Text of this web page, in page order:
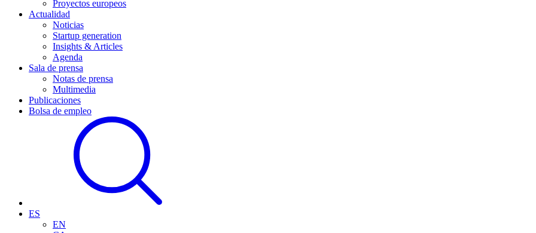
Proyectos europeos
Actualidad
Noticias
Startup generation
Insights & Articles
Agenda
Sala de prensa
Notas de prensa
Multimedia
Publicaciones
Bolsa de empleo
ES
EN